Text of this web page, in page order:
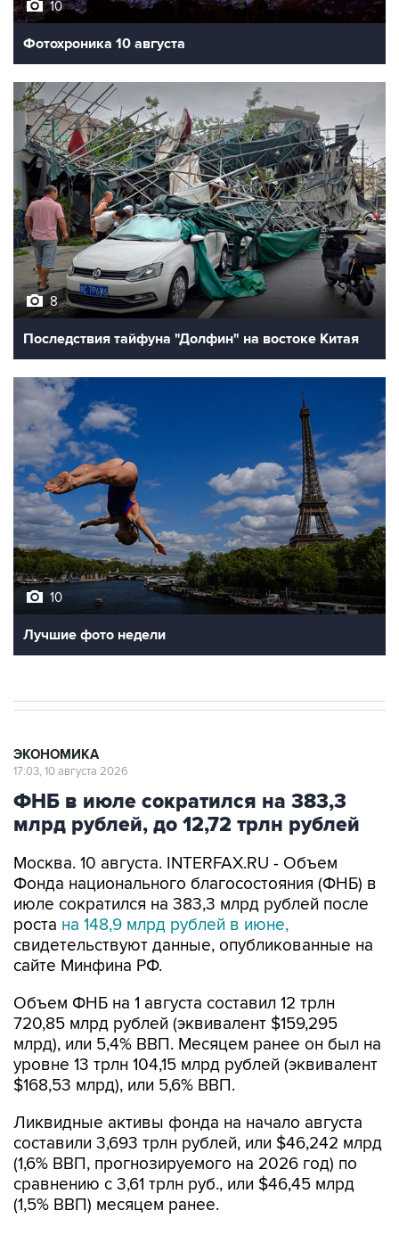
Фотохроника 10 августа
8
Последствия тайфуна "Долфин" на востоке Китая
10
Лучшие фото недели
ФНБ в июле сократился на 383,3
млрд рублей, до 12,72 трлн рублей
Москва. 10 августа. INTERFAX.RU - Объем
июле сократился на 383,3 млрд рублей после
ростана 148,9 млрд рублей в июне,
свидетельствуют данные, опубликованные на
сайте Минфина РФ.
Объем ФНБ на 1 августа составил 12 трлн
млрд), или 5,4% ВВП. Месяцем ранее он был на
уровне 13 трлн 104,15 млрд рублей (эквивалент
$168,53 млрд), или 5,6% ВВП.
Ликвидные активы фонда на начало августа
(1,6% ВВП, прогнозируемого на 2026 год) по
сравнению с 3,61 трлн руб., или $46,45 млрд
(1,5% ВВП) месяцем ранее.
В целях софинансирования формирования